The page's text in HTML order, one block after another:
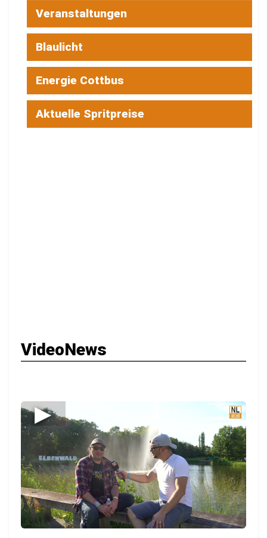
Veranstaltungen
Blaulicht
Energie Cottbus
Aktuelle Spritpreise
VideoNews
▶